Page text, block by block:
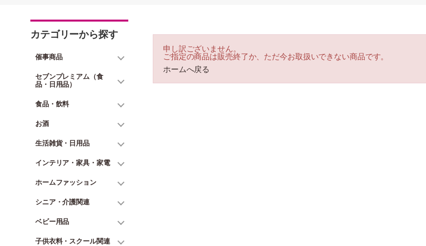
カテゴリーから探す
催事商品
セブンプレミアム（食
品・日用品）
食品・飲料
お酒
生活雑貨・日用品
インテリア・家具・家電
ホームファッション
シニア・介護関連
ベビー用品
子供衣料・スクール関連
申し訳ございません。
ご指定の商品は販売終了か、ただ今お取扱いできない商品です。
ホームへ戻る